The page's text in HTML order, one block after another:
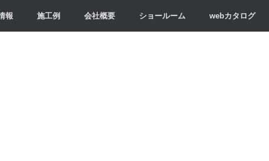
報 施工例 会社概要 ショールーム webカタログ